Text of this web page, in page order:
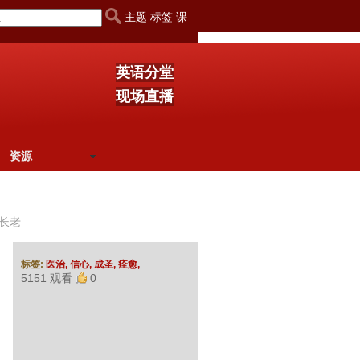
主题 标签 课
英语分堂
现场直播
资源
老
标签: 医治, 信心, 成圣, 痊愈,
5151 观看 0